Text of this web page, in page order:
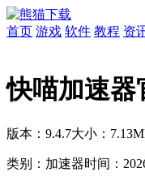
首页 游戏 软件 教程 资
快喵加速器
版本：9.4.7大小：
类别：加速器时间：